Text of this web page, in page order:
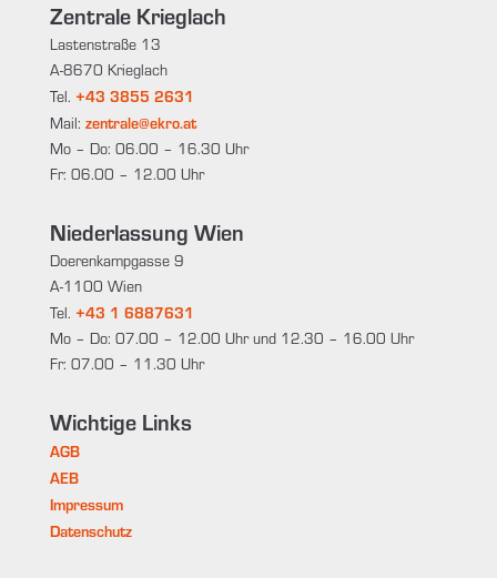
Zentrale Krieglach
Lastenstraße 13
A-8670 Krieglach
Tel. +43 3855 2631
Mail: zentrale@ekro.at
Mo – Do: 06.00 – 16.30 Uhr
Fr: 06.00 – 12.00 Uhr
Niederlassung Wien
Doerenkampgasse 9
A-1100 Wien
Tel. +43 1 6887631
Mo – Do: 07.00 – 12.00 Uhr und 12.30 – 16.00 Uhr
Fr: 07.00 – 11.30 Uhr
Wichtige Links
AGB
AEB
Impressum
Datenschutz